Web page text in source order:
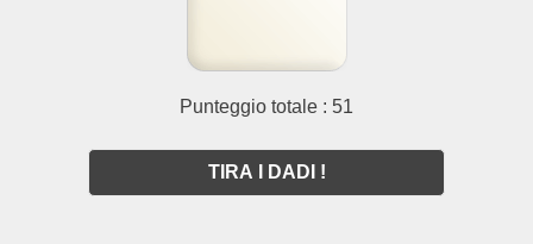
Punteggio totale : 51